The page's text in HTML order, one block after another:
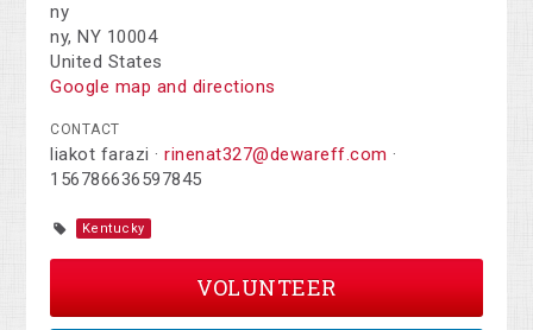
ny
ny, NY 10004
United States
Google map and directions
CONTACT
liakot farazi ·rinenat327@dewareff.com ·
156786636597845
Kentucky
VOLUNTEER